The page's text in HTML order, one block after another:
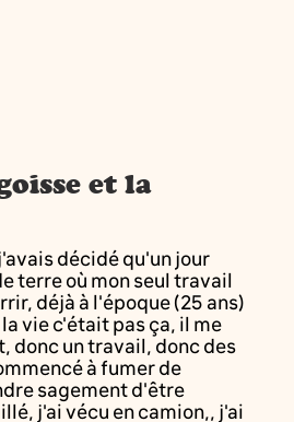
et la
décidé qu'un jour
terre où mon seul travail
déjà à l'époque (25 ans)
vie c'était pas ça, il me
donc un travail, donc des
à fumer de
sagement d'être
j'ai vécu en camion,, j'ai